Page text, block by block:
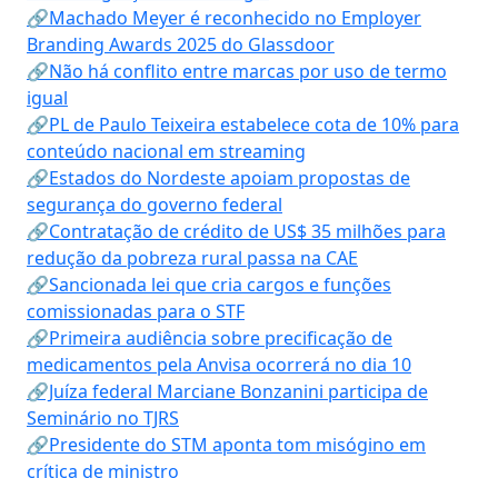
🔗Machado Meyer é reconhecido no Employer
Branding Awards 2025 do Glassdoor
🔗Não há conflito entre marcas por uso de termo
igual
🔗PL de Paulo Teixeira estabelece cota de 10% para
conteúdo nacional em streaming
🔗Estados do Nordeste apoiam propostas de
segurança do governo federal
🔗Contratação de crédito de US$ 35 milhões para
redução da pobreza rural passa na CAE
🔗Sancionada lei que cria cargos e funções
comissionadas para o STF
🔗Primeira audiência sobre precificação de
medicamentos pela Anvisa ocorrerá no dia 10
🔗Juíza federal Marciane Bonzanini participa de
Seminário no TJRS
🔗Presidente do STM aponta tom misógino em
crítica de ministro